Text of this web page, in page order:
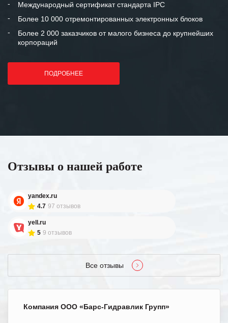
Международный сертификат стандарта IPC
Более 10 000 отремонтированных электронных блоков
Более 2 000 заказчиков от малого бизнеса до крупнейших
корпораций
ПОДРОБНЕЕ
Отзывы о нашей работе
yandex.ru
4.7 97 отзывов
yell.ru
5 9 отзывов
Все отзывы
Компания ООО «Барс-Гидравлик Групп»